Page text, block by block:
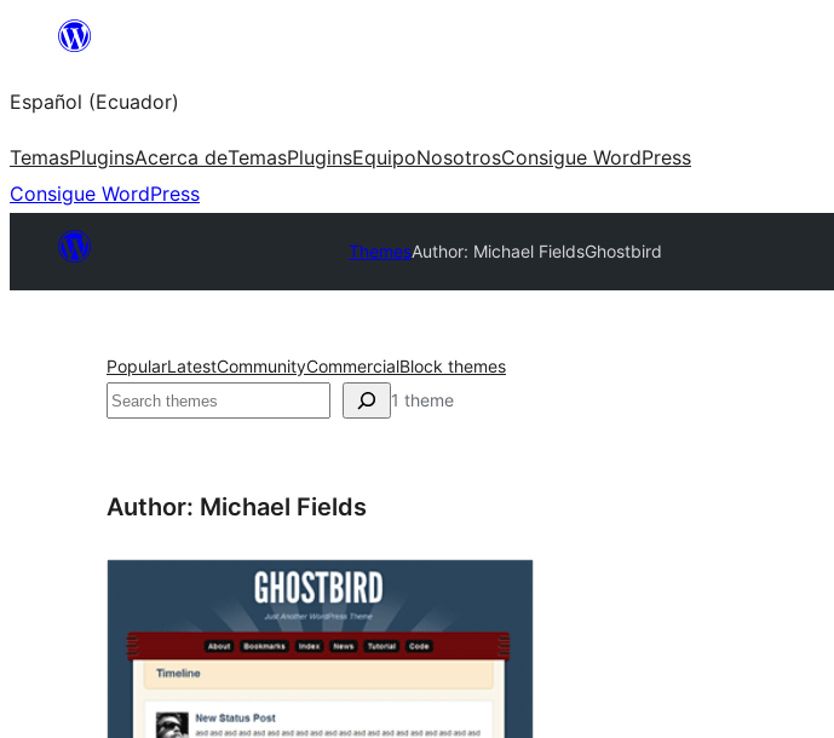
Saltar
contenido
Español (Ecuador)
TemasPluginsAcerca deTemasPluginsEquipoNosotrosConsigue WordPress
Consigue WordPress
ThemesAuthor: Michael FieldsGhostbird
PopularLatestCommunityCommercialBlock themes
Buscar 1 theme
Author: Michael Fields